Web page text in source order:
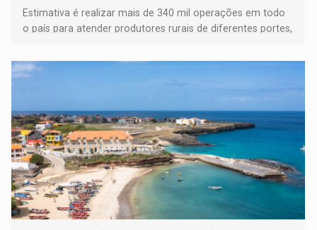
Estimativa é realizar mais de 340 mil operações em todo
o país para atender produtores rurais de diferentes portes,